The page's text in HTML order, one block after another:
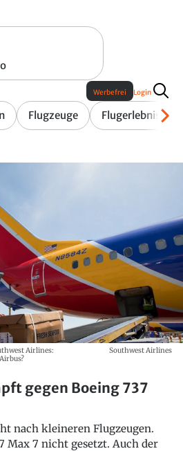
Flugzeuge Flugerlebnis
Werbefrei Login
Airlines:
Southwest Airlines
gegen Boeing 737
nach kleineren Flugzeugen.
Max 7 nicht gesetzt. Auch der